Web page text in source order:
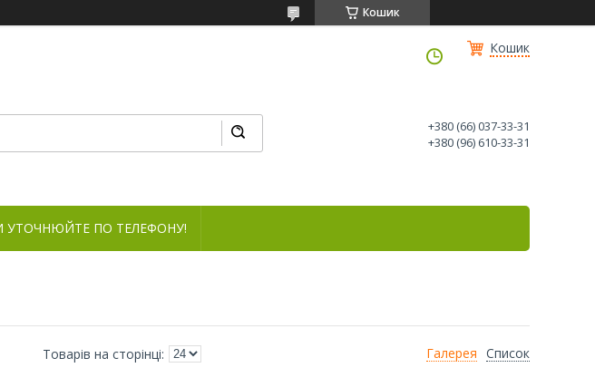
Кошик
Кошик
+380 (66) 037-33-31
+380 (96) 610-33-31
УТОЧНЮЙТЕ ПО ТЕЛЕФОНУ!
Галерея Список